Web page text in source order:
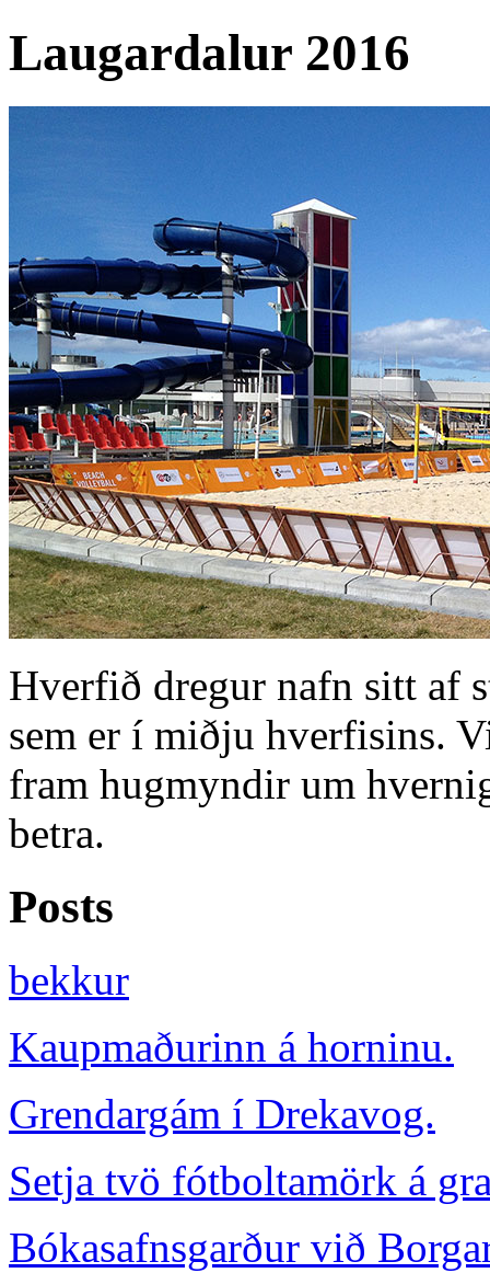
Laugardalur 2016
Hverfið dregur nafn sitt af
sem er í miðju hverfisins.
fram hugmyndir um
betra.
Posts
bekkur
Kaupmaðurinn á horninu.
Grendargám í Drekavog.
Setja tvö fótboltamörk á
Bókasafnsgarður við